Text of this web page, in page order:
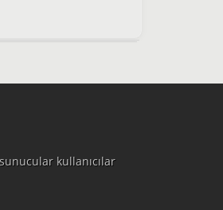
kullanıcılar